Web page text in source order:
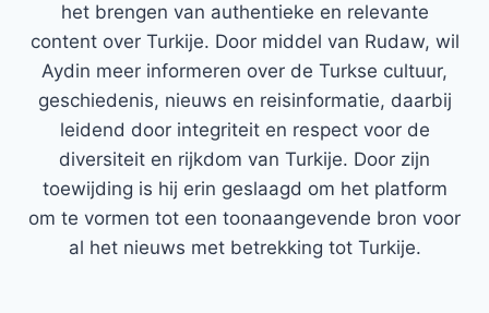
het brengen van authentieke en relevante
content over Turkije. Door middel van Rudaw, wil
Aydin meer informeren over de Turkse cultuur,
geschiedenis, nieuws en reisinformatie, daarbij
leidend door integriteit en respect voor de
diversiteit en rijkdom van Turkije. Door zijn
toewijding is hij erin geslaagd om het platform
om te vormen tot een toonaangevende bron voor
al het nieuws met betrekking tot Turkije.